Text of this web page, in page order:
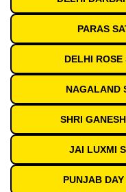
PARAS
DELHI
NAGALAND
SHRI
JAI LUXMI
PUNJAB